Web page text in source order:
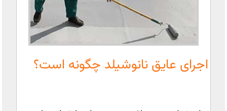
اجرای عایق نانوشیلد چگونه است؟